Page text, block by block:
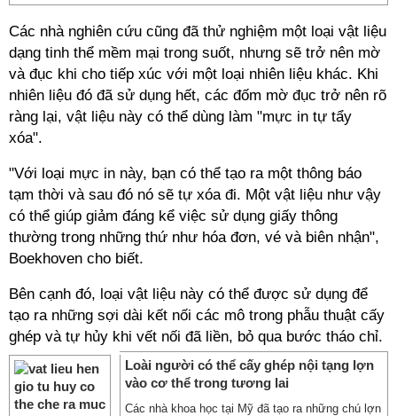
Các nhà nghiên cứu cũng đã thử nghiệm một loại vật liệu
dạng tinh thể mềm mại trong suốt, nhưng sẽ trở nên mờ
và đục khi cho tiếp xúc với một loại nhiên liệu khác. Khi
nhiên liệu đó đã sử dụng hết, các đốm mờ đục trở nên rõ
ràng lại, vật liệu này có thể dùng làm "mực in tự tẩy
xóa".
"Với loại mực in này, bạn có thể tạo ra một thông báo
tạm thời và sau đó nó sẽ tự xóa đi. Một vật liệu như vậy
có thể giúp giảm đáng kể việc sử dụng giấy thông
thường trong những thứ như hóa đơn, vé và biên nhận",
Boekhoven cho biết.
Bên cạnh đó, loại vật liệu này có thể được sử dụng để
tạo ra những sợi dài kết nối các mô trong phẫu thuật cấy
ghép và tự hủy khi vết nối đã liền, bỏ qua bước tháo chỉ.
Loài người có thể cấy ghép nội tạng lợn
vào cơ thể trong tương lai
Các nhà khoa học tại Mỹ đã tạo ra những chú lợn